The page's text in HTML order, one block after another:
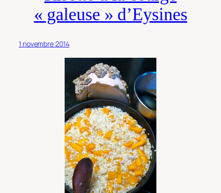
« galeuse » d’Eysines
1 novembre 2014